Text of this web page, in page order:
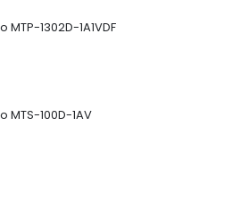
MTP-1302D-1A1VDF
5
MTS-100D-1AV